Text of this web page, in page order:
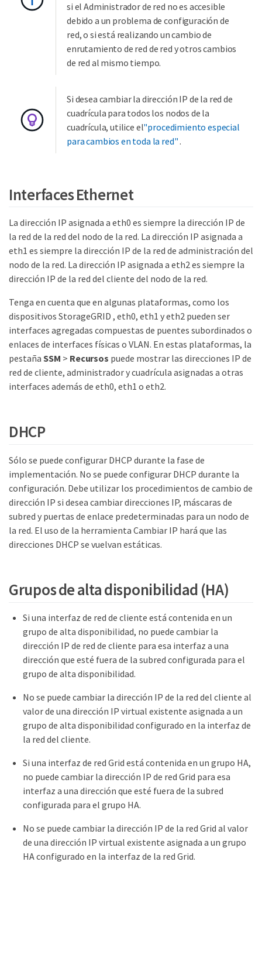
si el Administrador de red no es accesible
debido a un problema de configuración de
red, o si está realizando un cambio de
enrutamiento de red de red y otros cambios
de red al mismo tiempo.
Si desea cambiar la dirección IP de la red de
cuadrícula para todos los nodos de la
cuadrícula, utilice el"procedimiento especial
para cambios en toda la red".
Interfaces Ethernet
La dirección IP asignada a eth0 es siempre la dirección IP de
la red de la red del nodo de la red. La dirección IP asignada a
eth1 es siempre la dirección IP de la red de administración del
nodo de la red. La dirección IP asignada a eth2 es siempre la
dirección IP de la red del cliente del nodo de la red.
Tenga en cuenta que en algunas plataformas, como los
dispositivos StorageGRID , eth0, eth1 y eth2 pueden ser
interfaces agregadas compuestas de puentes subordinados o
enlaces de interfaces físicas o VLAN. En estas plataformas, la
pestaña SSM > Recursos puede mostrar las direcciones IP de
red de cliente, administrador y cuadrícula asignadas a otras
interfaces además de eth0, eth1 o eth2.
DHCP
Sólo se puede configurar DHCP durante la fase de
implementación. No se puede configurar DHCP durante la
configuración. Debe utilizar los procedimientos de cambio de
dirección IP si desea cambiar direcciones IP, máscaras de
subred y puertas de enlace predeterminadas para un nodo de
la red. El uso de la herramienta Cambiar IP hará que las
direcciones DHCP se vuelvan estáticas.
Grupos de alta disponibilidad (HA)
Si una interfaz de red de cliente está contenida en un
grupo de alta disponibilidad, no puede cambiar la
dirección IP de red de cliente para esa interfaz a una
dirección que esté fuera de la subred configurada para el
grupo de alta disponibilidad.
No se puede cambiar la dirección IP de la red del cliente al
valor de una dirección IP virtual existente asignada a un
grupo de alta disponibilidad configurado en la interfaz de
la red del cliente.
Si una interfaz de red Grid está contenida en un grupo HA,
no puede cambiar la dirección IP de red Grid para esa
interfaz a una dirección que esté fuera de la subred
configurada para el grupo HA.
No se puede cambiar la dirección IP de la red Grid al valor
de una dirección IP virtual existente asignada a un grupo
HA configurado en la interfaz de la red Grid.